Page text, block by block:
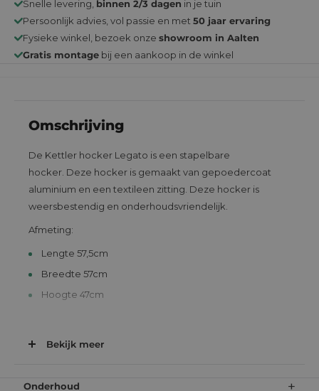
Snelle levering, binnen 2/3 dagen in je tuin
Persoonlijk advies, vol passie en met 50 jaar ervaring
Fysieke winkel, bezoek onze showroom in Aalten
Gratis montage bij een aankoop in de winkel
Omschrijving
De Kettler hocker Legato is een stapelbare
hocker. Deze hocker is gemaakt van gepoedercoat
aluminium en een textileen zitting. Deze hocker is
weersbestendig en onderhoudsvriendelijk.
Afmeting:
Lengte 57,5cm
Breedte 57cm
Hoogte 47cm
> Bekijk alleKettler tuinbanken
Bekijk meer
Onderhoud +